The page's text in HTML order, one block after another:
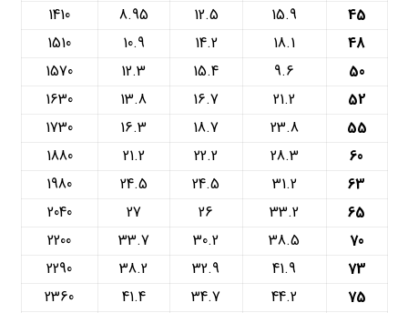
45
15.9
12.5
8.95
1410
48
18.1
14.2
10.9
1510
50
9.6
15.4
12.3
1570
52
21.2
16.7
13.8
1630
55
23.8
18.7
16.3
1730
60
28.3
22.2
21.2
1880
63
31.2
24.5
24.5
1980
65
33.2
26
27
2040
70
38.5
30.2
33.7
2200
73
41.9
32.9
38.2
2290
75
44.2
34.7
41.4
2360